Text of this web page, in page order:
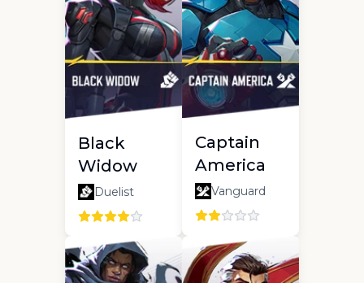
Black
Widow
Duelist
Captain
America
Vanguard